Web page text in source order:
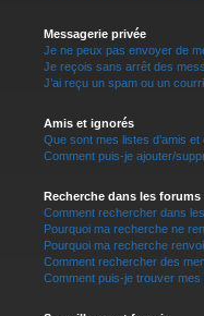
Messagerie privée
Je ne peux pas envoyer de
Je reçois sans arrêt des
J’ai reçu un spam ou un
Amis et ignorés
Que sont mes listes d’amis et
Comment puis-je ajouter/
Recherche dans les forums
Comment rechercher dans
Pourquoi ma recherche ne
Pourquoi ma recherche
Comment rechercher des
Comment puis-je trouver